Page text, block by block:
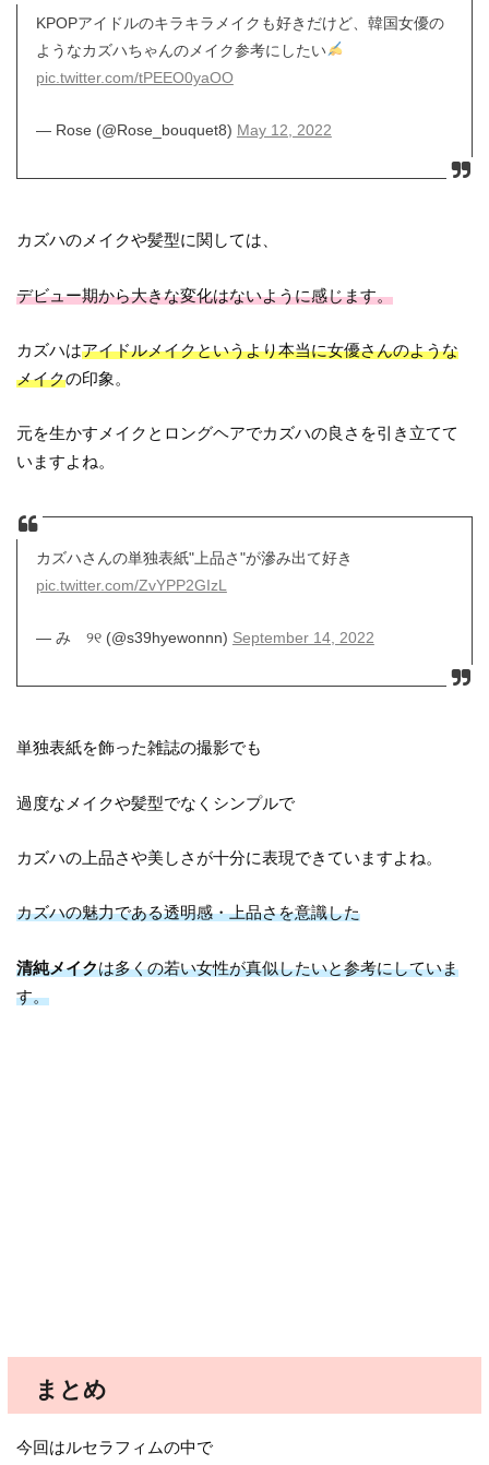
KPOPアイドルのキラキラメイクも好きだけど、韓国女優の
ようなカズハちゃんのメイク参考にしたい
pic.twitter.com/tPEEO0yaOO
— Rose (@Rose_bouquet8) May 12, 2022
カズハのメイクや髪型に関しては、
デビュー期から大きな変化はないように感じます。
カズハはアイドルメイクというより本当に女優さんのような
メイクの印象。
元を生かすメイクとロングヘアでカズハの良さを引き立てて
いますよね。
カズハさんの単独表紙"上品さ"が滲み出て好き
pic.twitter.com/ZvYPP2GIzL
— み ୨୧ (@s39hyewonnn) September 14, 2022
単独表紙を飾った雑誌の撮影でも
過度なメイクや髪型でなくシンプルで
カズハの上品さや美しさが十分に表現できていますよね。
カズハの魅力である透明感・上品さを意識した
清純メイクは多くの若い女性が真似したいと参考にしていま
す。
まとめ
今回はルセラフィムの中で